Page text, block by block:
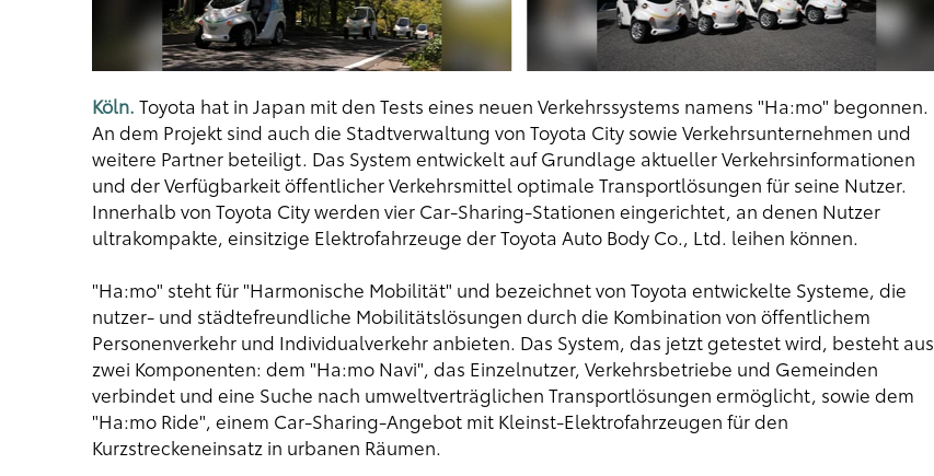
Köln. Toyota hat in Japan mit den Tests eines neuen Verkehrssystems namens "Ha:mo" begonnen.
An dem Projekt sind auch die Stadtverwaltung von Toyota City sowie Verkehrsunternehmen und
weitere Partner beteiligt. Das System entwickelt auf Grundlage aktueller Verkehrsinformationen
und der Verfügbarkeit öffentlicher Verkehrsmittel optimale Transportlösungen für seine Nutzer.
Innerhalb von Toyota City werden vier Car-Sharing-Stationen eingerichtet, an denen Nutzer
ultrakompakte, einsitzige Elektrofahrzeuge der Toyota Auto Body Co., Ltd. leihen können.
"Ha:mo" steht für "Harmonische Mobilität" und bezeichnet von Toyota entwickelte Systeme, die
nutzer- und städtefreundliche Mobilitätslösungen durch die Kombination von öffentlichem
Personenverkehr und Individualverkehr anbieten. Das System, das jetzt getestet wird, besteht aus
zwei Komponenten: dem "Ha:mo Navi", das Einzelnutzer, Verkehrsbetriebe und Gemeinden
verbindet und eine Suche nach umweltverträglichen Transportlösungen ermöglicht, sowie dem
"Ha:mo Ride", einem Car-Sharing-Angebot mit Kleinst-Elektrofahrzeugen für den
Kurzstreckeneinsatz in urbanen Räumen.